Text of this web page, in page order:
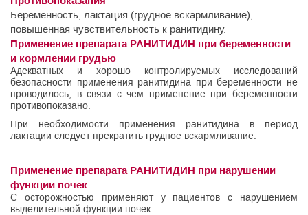
Беременность, лактация (грудное вскармливание),
повышенная чувствительность к ранитидину.
Применение препарата РАНИТИДИН при беременности
и кормлении грудью
Адекватных и хорошо контролируемых исследований
безопасности применения ранитидина при беременности не
проводилось, в связи с чем применение при беременности
противопоказано.
При необходимости применения ранитидина в период
лактации следует прекратить грудное вскармливание.
Применение препарата РАНИТИДИН при нарушении
функции почек
С осторожностью применяют у пациентов с нарушением
выделительной функции почек.